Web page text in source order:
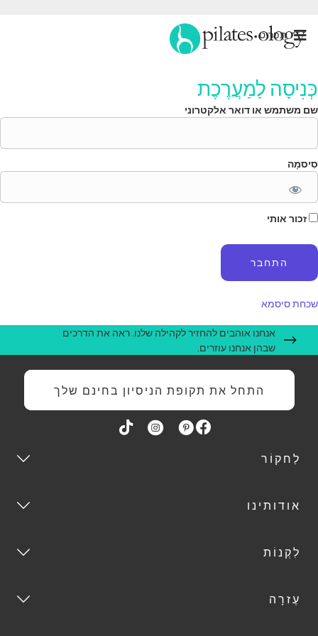
תַפרִיט
לַמַעֲרֶכֶת
משתמש או דואר אלקטרוני
זכור אותי
סיסמא
אנחנו אוהבים להחזיר לקהילה שלנו. ראה את הדרכים
שבהן אנחנו עוזרים.
התחל את תקופת הניסיון בחינם שלך
לַחקוֹר
אודותינו
לִקְנוֹת
עֶזרָה